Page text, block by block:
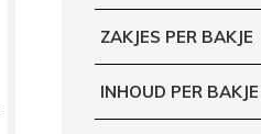
ZAKJES PER BAKJE
INHOUD PER